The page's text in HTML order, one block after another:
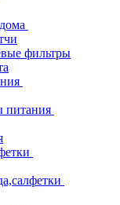
фильтры
питания